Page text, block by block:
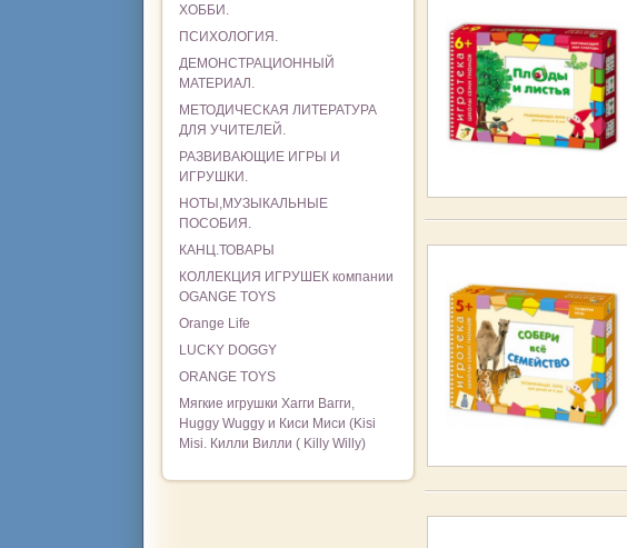
ХОББИ.
ПСИХОЛОГИЯ.
ДЕМОНСТРАЦИОННЫЙ
МАТЕРИАЛ.
МЕТОДИЧЕСКАЯ ЛИТЕРАТУРА
ДЛЯ УЧИТЕЛЕЙ.
РАЗВИВАЮЩИЕ ИГРЫ И
ИГРУШКИ.
НОТЫ,МУЗЫКАЛЬНЫЕ
ПОСОБИЯ.
КАНЦ.ТОВАРЫ
КОЛЛЕКЦИЯ ИГРУШЕК компании
OGANGE TOYS
Orange Life
LUCKY DOGGY
ORANGE TOYS
Мягкие игрушки Хагги Вагги,
Huggy Wuggy и Киси Миси (Kisi
Misi. Килли Вилли ( Killy Willy)